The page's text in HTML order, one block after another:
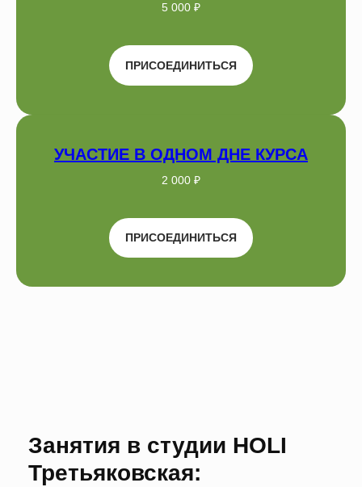
5 000 ₽
ПРИСОЕДИНИТЬСЯ
УЧАСТИЕ В ОДНОМ ДНЕ КУРСА
2 000 ₽
ПРИСОЕДИНИТЬСЯ
Занятия в студии HOLI
Третьяковская: